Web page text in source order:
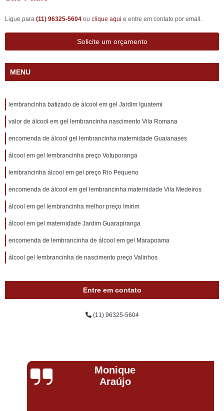
Ligue para (11) 96325-5604 ou clique aqui e entre em contato por email.
Solicite um orçamento
MENU
lembrancinha batizado de álcool em gel Jardim Iguatemi
valor de álcool em gel lembrancinha nascimento Vila Romana
encomenda de álcool gel lembrancinha maternidade Guaianases
álcool em gel lembrancinha preço Votuporanga
lembrancinha álcool em gel preço Rio Pequeno
encomenda de álcool em gel lembrancinha maternidade Vila Medeiros
álcool em gel lembrancinha melhor preço Imirim
álcool em gel maternidade Jardim Guarapiranga
encomenda de lembrancinha de álcool em gel Marapoama
álcool gel lembrancinha de nascimento preço Valinhos
Entre em contato
(11) 96325-5604
Monique
Araújo